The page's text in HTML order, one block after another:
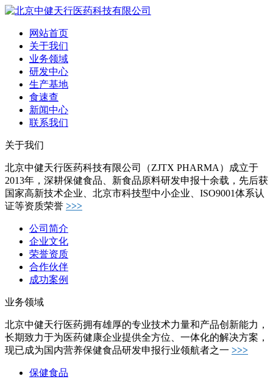
网站首页
关于我们
业务领域
研发中心
生产基地
食速查
新闻中心
联系我们
关于我们
北京中健天行医药科技有限公司（ZJTX PHARMA）成立于
2013年，深耕保健食品、新食品原料研发申报十余载，先后获
国家高新技术企业、北京市科技型中小企业、ISO9001体系认
证等资质荣誉 >>>
公司简介
企业文化
荣誉资质
合作伙伴
成功案例
业务领域
北京中健天行医药拥有雄厚的专业技术力量和产品创新能力，
长期致力于为医药健康企业提供全方位、一体化的解决方案，
现已成为国内营养保健食品研发申报行业领航者之一 >>>
保健食品